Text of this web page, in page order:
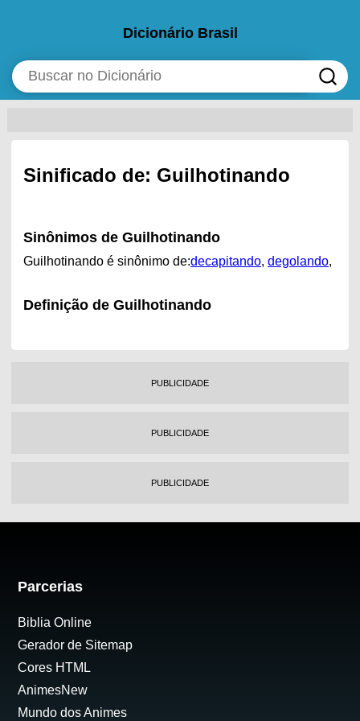
Dicionário Brasil
Sinificado de: Guilhotinando
Sinônimos de Guilhotinando
Guilhotinando é sinônimo de:decapitando, degolando,
Definição de Guilhotinando
PUBLICIDADE
PUBLICIDADE
PUBLICIDADE
Parcerias
Biblia Online
Gerador de Sitemap
Cores HTML
AnimesNew
Mundo dos Animes